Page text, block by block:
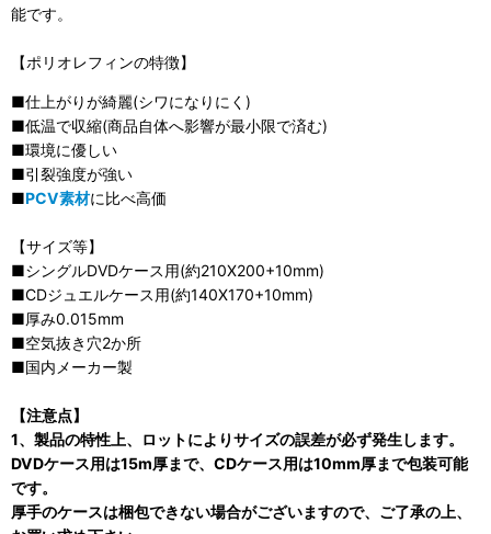
能です。
【ポリオレフィンの特徴】
■仕上がりが綺麗(シワになりにく)
■低温で収縮(商品自体へ影響が最小限で済む)
■環境に優しい
■引裂強度が強い
■PCV素材に比べ高価
【サイズ等】
■シングルDVDケース用(約210X200+10mm)
■CDジュエルケース用(約140X170+10mm)
■厚み0.015mm
■空気抜き穴2か所
■国内メーカー製
【注意点】
1、製品の特性上、ロットによりサイズの誤差が必ず発生します。
DVDケース用は15m厚まで、CDケース用は10mm厚まで包装可能
です。
厚手のケースは梱包できない場合がございますので、ご了承の上、